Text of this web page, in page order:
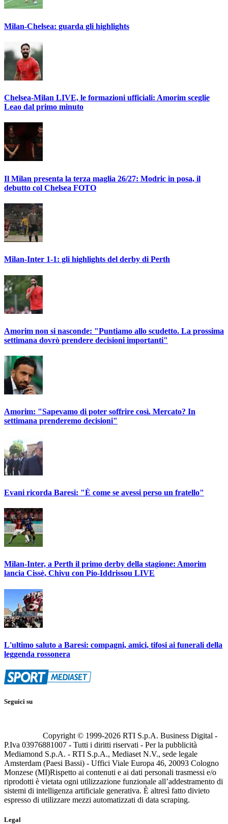
Milan-Chelsea: guarda gli highlights
Chelsea-Milan LIVE, le formazioni ufficiali: Amorim sceglie
Leao dal primo minuto
Il Milan presenta la terza maglia 26/27: Modric in posa, il
debutto col Chelsea FOTO
Milan-Inter 1-1: gli highlights del derby di Perth
Amorim non si nasconde: "Puntiamo allo scudetto. La prossima
settimana dovrò prendere decisioni importanti"
Amorim: "Sapevamo di poter soffrire così. Mercato? In
settimana prenderemo decisioni"
Evani ricorda Baresi: "È come se avessi perso un fratello"
Milan-Inter, a Perth il primo derby della stagione: Amorim
lancia Cissè, Chivu con Pio-Iddrissou LIVE
L'ultimo saluto a Baresi: compagni, amici, tifosi ai funerali della
leggenda rossonera
Seguici su
Copyright © 1999-2026 RTI S.p.A. Business Digital -
P.Iva 03976881007 - Tutti i diritti riservati - Per la pubblicità
Mediamond S.p.A. - RTI S.p.A., Mediaset N.V., sede legale
Amsterdam (Paesi Bassi) - Uffici Viale Europa 46, 20093 Cologno
Monzese (MI)Rispetto ai contenuti e ai dati personali trasmessi e/o
riprodotti è vietata ogni utilizzazione funzionale all’addestramento di
sistemi di intelligenza artificiale generativa. È altresì fatto divieto
espresso di utilizzare mezzi automatizzati di data scraping.
Legal